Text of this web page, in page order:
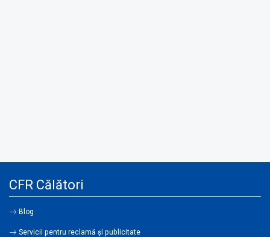
CFR Călători
Blog
Servicii pentru reclamă și publicitate